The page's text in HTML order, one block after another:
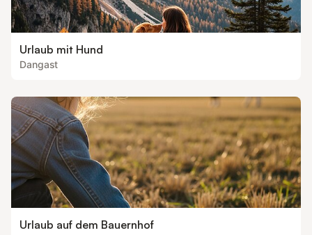
Urlaub mit Hund
Dangast
Urlaub auf dem Bauernhof